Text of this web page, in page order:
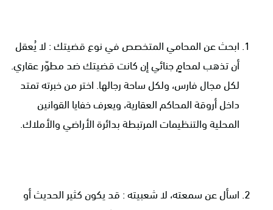
ابحث عن المحامي المتخصص في نوع قضيتك : لا يُعقل
أن تذهب لمحامٍ جنائي إن كانت قضيتك ضد مطوّر عقاري.
لكل مجال فارس، ولكل ساحة رجالها. اختر من خبرته تمتد
داخل أروقة المحاكم العقارية، ويعرف خفايا القوانين
المحلية والتنظيمات المرتبطة بدائرة الأراضي والأملاك.
اسأل عن سمعته، لا شعبيته : قد يكون كثير الحديث أو